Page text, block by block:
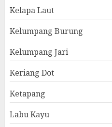
Kelapa Laut
Kelumpang Burung
Kelumpang Jari
Keriang Dot
Ketapang
Labu Kayu